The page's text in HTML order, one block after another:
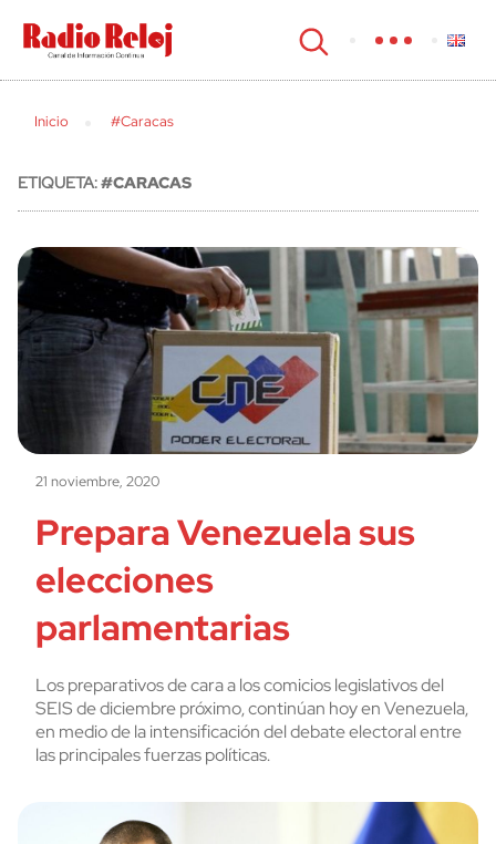
cerrar
Inicio #Caracas
ETIQUETA:#CARACAS
21 noviembre, 2020
Prepara Venezuela sus
elecciones
parlamentarias
Los preparativos de cara a los comicios legislativos del
SEIS de diciembre próximo, continúan hoy en Venezuela,
en medio de la intensificación del debate electoral entre
las principales fuerzas políticas.